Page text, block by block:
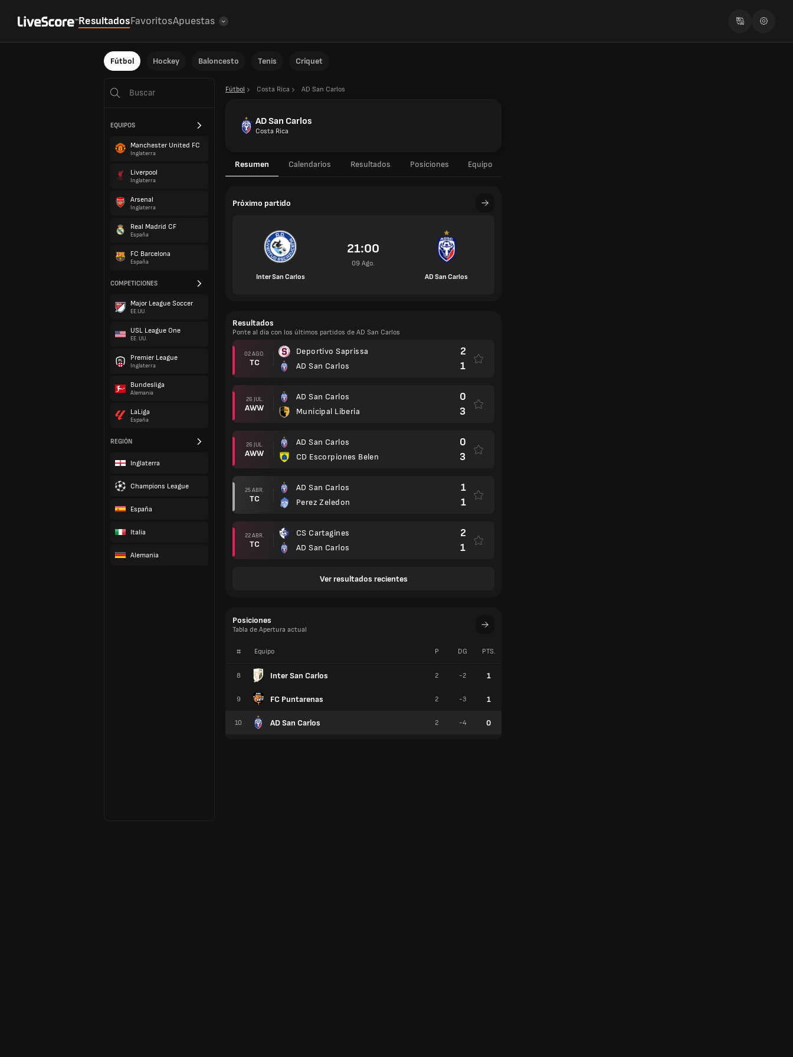
ResultadosFavoritosApuestas
Fútbol Hockey Baloncesto Tenis Críquet
EQUIPOS
Manchester United FC
Inglaterra
Liverpool
Inglaterra
Arsenal
Inglaterra
Real Madrid CF
España
FC Barcelona
España
COMPETICIONES
Major League Soccer
EE.UU.
USL League One
EE. UU.
Premier League
Inglaterra
Bundesliga
Alemania
LaLiga
España
REGIÓN
Inglaterra
Champions League
España
Italia
Alemania
Fútbol Costa Rica AD San Carlos
AD San Carlos
Costa Rica
Resumen Calendarios Resultados Posiciones Equipo
Próximo partido
Inter San Carlos
21:00
09 Ago.
AD San Carlos
Resultados
Ponte al día con los últimos partidos de AD San Carlos
02 AGO.
TC
Deportivo Saprissa
AD San Carlos
2
1
26 JUL.
AWW
AD San Carlos
Municipal Liberia
0
3
26 JUL.
AWW
AD San Carlos
CD Escorpiones Belen
0
3
25 ABR.
TC
AD San Carlos
Perez Zeledon
1
1
22 ABR.
TC
CS Cartagines
AD San Carlos
2
1
Ver resultados recientes
Posiciones
Tabla de Apertura actual
# Equipo
8 Inter San Carlos
9 FC Puntarenas
10 AD San Carlos
P DG PTS.
2 -2 1
2 -3 1
2 -4 0